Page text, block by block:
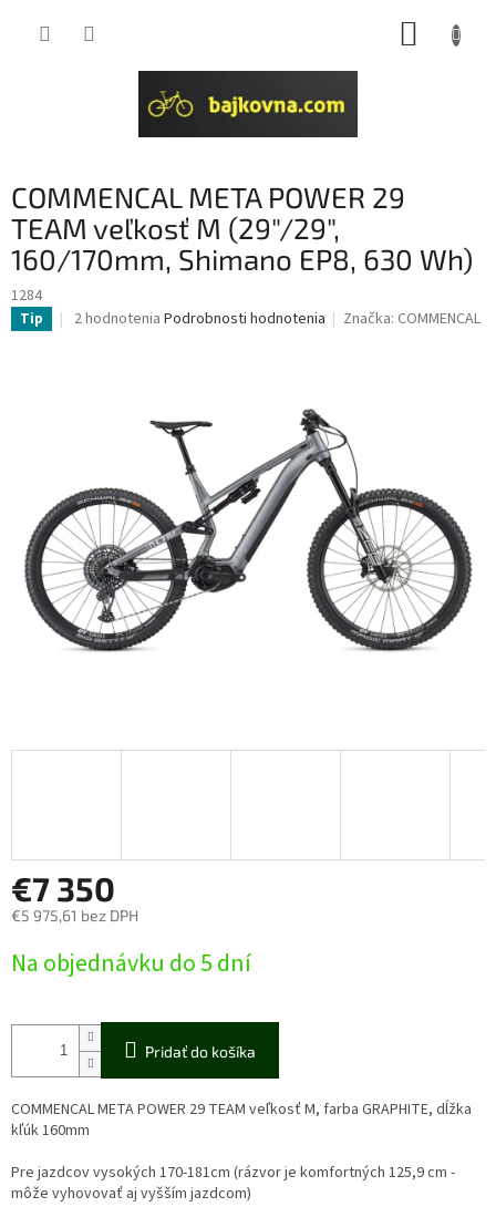
COMMENCAL META POWER 29
TEAM veľkosť M (29"/29",
160/170mm, Shimano EP8, 630 Wh)
1284
Tip
Priemerné
2 hodnotenia Podrobnosti hodnotenia Značka: COMMENCAL
€7 350
€5 975,61 bez DPH
cena:
Na objednávku do 5 dní
Pridať do košíka
COMMENCAL META POWER 29 TEAM veľkosť M, farba GRAPHITE, dĺžka
kľúk 160mm
Pre jazdcov vysokých 170-181cm (rázvor je komfortných 125,9 cm -
môže vyhovovať aj vyšším jazdcom)